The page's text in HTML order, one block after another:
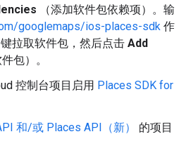
（添加软件包依赖项）。输
googlemaps/ios-places-sdk 作
键拉取软件包，然后点击 Add
包）。
控制台项目启用 Places SDK for
和/或 Places API（新）
的项目